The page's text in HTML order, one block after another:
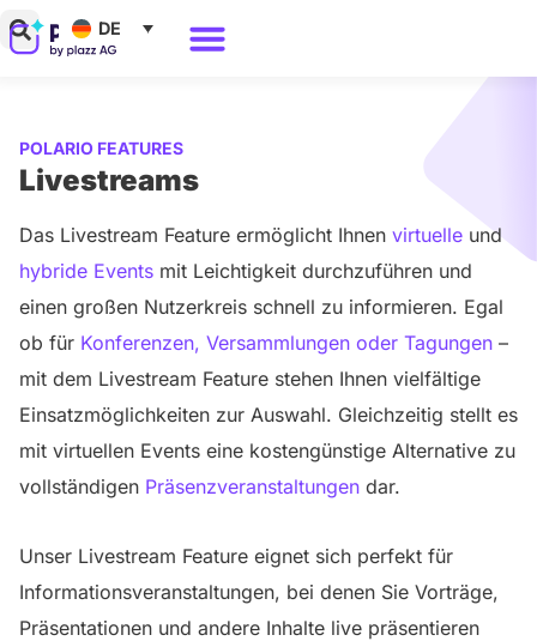
Zum
Inhalt
DE
POLARIO FEATURES
Livestreams
Das Livestream Feature ermöglicht Ihnen virtuelle und
hybride Events mit Leichtigkeit durchzuführen und
einen großen Nutzerkreis schnell zu informieren. Egal
ob für Konferenzen, Versammlungen oder Tagungen –
mit dem Livestream Feature stehen Ihnen vielfältige
Einsatzmöglichkeiten zur Auswahl. Gleichzeitig stellt es
mit virtuellen Events eine kostengünstige Alternative zu
vollständigen Präsenzveranstaltungen dar.
Unser Livestream Feature eignet sich perfekt für
Informationsveranstaltungen, bei denen Sie Vorträge,
Präsentationen und andere Inhalte live präsentieren